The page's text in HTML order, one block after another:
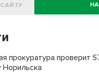
прокуратура проверит
Норильска